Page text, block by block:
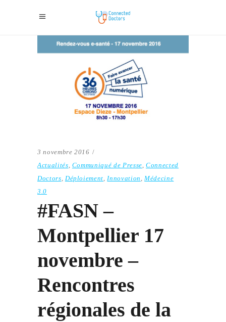
3 novembre 2016
Actualités Communiqué de Presse ,Connected
Doctors Déploiement Innovation
Médecine
3.0
#FASN –
Montpellier 17
novembre –
Rencontres
régionales de la